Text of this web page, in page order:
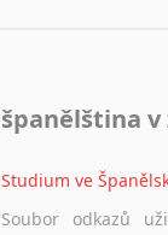
španělština
Studium ve
Soubor odkazů